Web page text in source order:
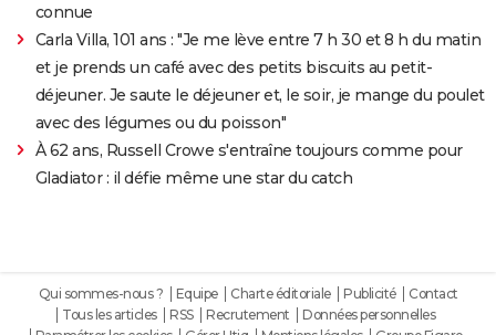
connue
Carla Villa, 101 ans : "Je me lève entre 7 h 30 et 8 h du matin
et je prends un café avec des petits biscuits au petit-
déjeuner. Je saute le déjeuner et, le soir, je mange du poulet
avec des légumes ou du poisson"
À 62 ans, Russell Crowe s'entraîne toujours comme pour
Gladiator : il défie même une star du catch
Qui sommes-nous ? Equipe Charte éditoriale Publicité
Contact
Tous les articles
RSS Recrutement
Données personnelles